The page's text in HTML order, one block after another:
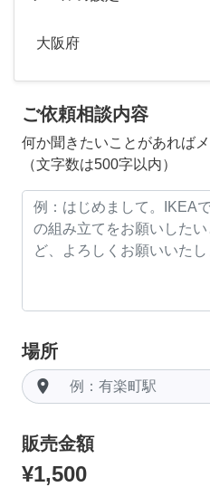
大阪府
ご依頼相談内容
何か聞きたいことがあれば
（文字数は500字以内）
場所
room
販売金額
¥1,500